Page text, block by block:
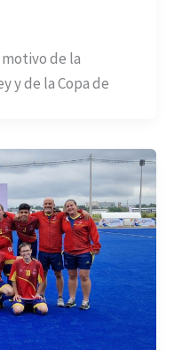
motivo de la
y de la Copa de